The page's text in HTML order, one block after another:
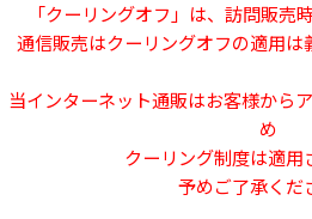
「クーリングオフ」は、訪問販売
通信販売はクーリングオフの適用は
当インターネット通販はお客様から
め
クーリング制度は適用
予めご了承くだ